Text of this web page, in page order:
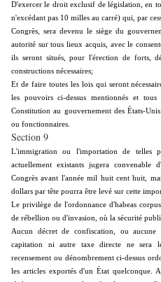
D'exercer le droit exclusif de législation, en
n'excédant pas 10 milles au carré) qui, par
Congrès, sera devenu le siège du
autorité sur tous lieux acquis, avec le
ils seront situés, pour l'érection de forts,
constructions nécessaires;
Et de faire toutes les lois qui seront
les pouvoirs ci-dessus mentionnés et
Constitution au gouvernement des États-
ou fonctionnaires.
Section 9
L'immigration ou l'importation de telles
actuellement existants jugera
Congrès avant l'année mil huit cent huit,
dollars par tête pourra être levé sur cette
Le privilège de l'ordonnance d'habeas
de rébellion ou d'invasion, où la sécurité
Aucun décret de confiscation, ou
capitation ni autre taxe directe ne sera
recensement ou dénombrement ci-dessus
les articles exportés d'un État quelconque.